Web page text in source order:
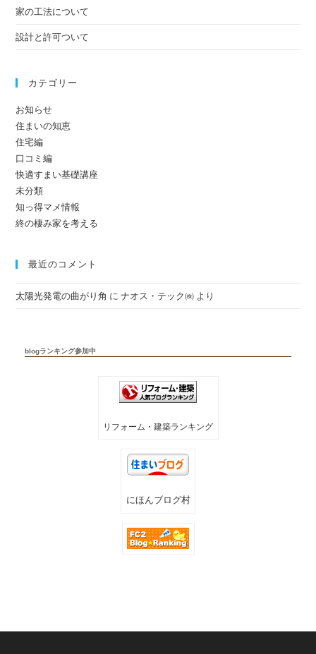
家の工法について
設計と許可ついて
カテゴリー
お知らせ
住まいの知恵
住宅編
口コミ編
快適すまい基礎講座
未分類
知っ得マメ情報
終の棲み家を考える
最近のコメント
太陽光発電の曲がり角 にナオス・テック㈱ より
blogランキング参加中
リフォーム・建築ランキング
にほんブログ村